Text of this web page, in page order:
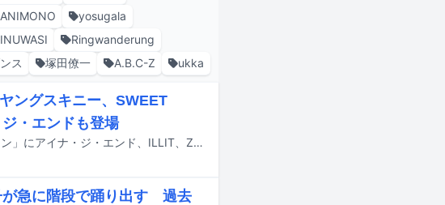
yosugala
INUWASI
Ringwanderung
ス 塚田僚一 A.B.C-Z ukka
ングスキニー、SWEET
・エンドも登場
7月24日にテレビ朝日系で放送される「ミュージックステーション」にアイナ・ジ・エンド、ILLIT、ZAZEN BOYS、SWEET STEADY、timelesz、乃木坂46、ヤングスキニーが出演する。
が急に階段で踊り出す 過去